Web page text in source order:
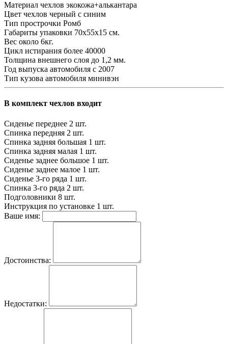
Материал чехлов экокожа+алькантара
Цвет чехлов черный с синим
Тип прострочки Ромб
Габариты упаковки 70х55х15 см.
Вес около 6кг.
Цикл истирания более 40000
Толщина внешнего слоя до 1,2 мм.
Год выпуска автомобиля с 2007
Тип кузова автомобиля минивэн
В комплект чехлов входит
Сиденье переднее 2 шт.
Спинка передняя 2 шт.
Спинка задняя большая 1 шт.
Спинка задняя малая 1 шт.
Сиденье заднее большое 1 шт.
Сиденье заднее малое 1 шт.
Сиденье 3-го ряда 1 шт.
Спинка 3-го ряда 2 шт.
Подголовники 8 шт.
Инструкция по установке 1 шт.
Ваше имя:
Достоинства:
Недостатки: